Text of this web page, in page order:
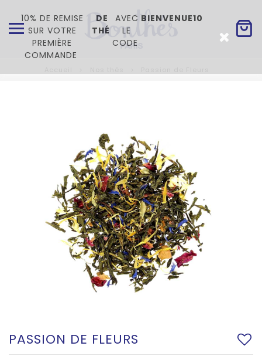
PASSION DE FLEURS
10% DE REMISE
SUR VOTRE
PREMIÈRE
COMMANDE
DE
THÉ
AVEC
LE
CODE
BIENVENUE10